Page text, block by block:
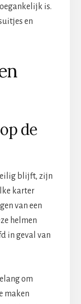
is.
en
de
blijft, zijn
karter
van een
helmen
in geval van
om
maken